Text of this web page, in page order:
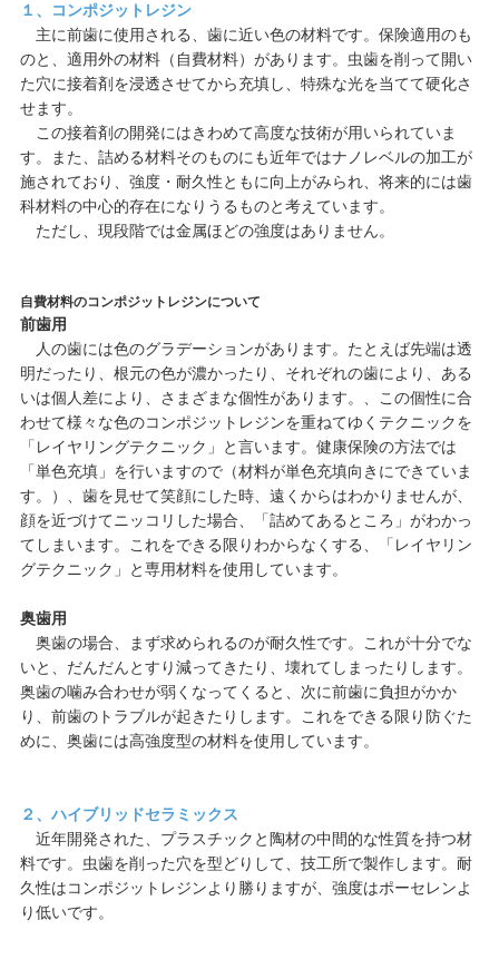
１、コンポジットレジン
主に前歯に使用される、歯に近い色の材料です。保険適用のも
のと、適用外の材料（自費材料）があります。虫歯を削って開い
た穴に接着剤を浸透させてから充填し、特殊な光を当てて硬化さ
せます。
この接着剤の開発にはきわめて高度な技術が用いられていま
す。また、詰める材料そのものにも近年ではナノレベルの加工が
施されており、強度・耐久性ともに向上がみられ、将来的には歯
科材料の中心的存在になりうるものと考えています。
ただし、現段階では金属ほどの強度はありません。
自費材料のコンポジットレジンについて
前歯用
人の歯には色のグラデーションがあります。たとえば先端は透
明だったり、根元の色が濃かったり、それぞれの歯により、ある
いは個人差により、さまざまな個性があります。、この個性に合
わせて様々な色のコンポジットレジンを重ねてゆくテクニックを
「レイヤリングテクニック」と言います。健康保険の方法では
「単色充填」を行いますので（材料が単色充填向きにできていま
す。）、歯を見せて笑顔にした時、遠くからはわかりませんが、
顔を近づけてニッコリした場合、「詰めてあるところ」がわかっ
てしまいます。これをできる限りわからなくする、「レイヤリン
グテクニック」と専用材料を使用しています。
奥歯用
奥歯の場合、まず求められるのが耐久性です。これが十分でな
いと、だんだんとすり減ってきたり、壊れてしまったりします。
奥歯の噛み合わせが弱くなってくると、次に前歯に負担がかか
り、前歯のトラブルが起きたりします。これをできる限り防ぐた
めに、奥歯には高強度型の材料を使用しています。
２、ハイブリッドセラミックス
近年開発された、プラスチックと陶材の中間的な性質を持つ材
料です。虫歯を削った穴を型どりして、技工所で製作します。耐
久性はコンポジットレジンより勝りますが、強度はポーセレンよ
り低いです。